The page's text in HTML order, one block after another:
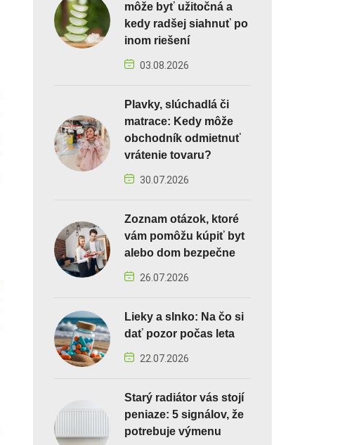
môže byť užitočná a
kedy radšej siahnuť po
inom riešení
03.08.2026
Plavky, slúchadlá či
matrace: Kedy môže
obchodník odmietnuť
vrátenie tovaru?
30.07.2026
Zoznam otázok, ktoré
vám pomôžu kúpiť byt
alebo dom bezpečne
26.07.2026
Lieky a slnko: Na čo si
dať pozor počas leta
22.07.2026
Starý radiátor vás stojí
peniaze: 5 signálov, že
potrebuje výmenu